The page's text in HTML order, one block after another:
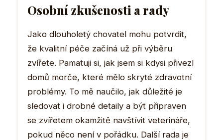
Osobní zkušenosti a rady
Jako dlouholetý chovatel mohu potvrdit,
že kvalitní péče začíná už při výběru
zvířete. Pamatuji si, jak jsem si kdysi přivezl
domů morče, které mělo skryté zdravotní
problémy. To mě naučilo, jak důležité je
sledovat i drobné detaily a být připraven
se zvířetem okamžitě navštívit veterináře,
pokud něco není v pořádku. Další rada je